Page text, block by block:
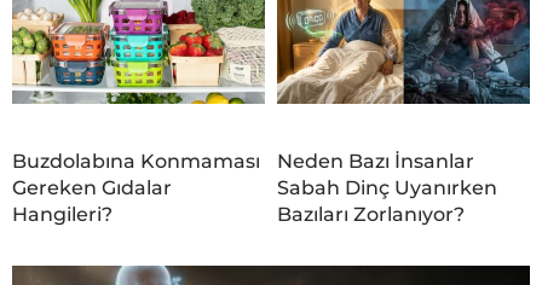
Buzdolabına Konmaması
Gereken Gıdalar
Hangileri?
Neden Bazı İnsanlar
Sabah Dinç Uyanırken
Bazıları Zorlanıyor?